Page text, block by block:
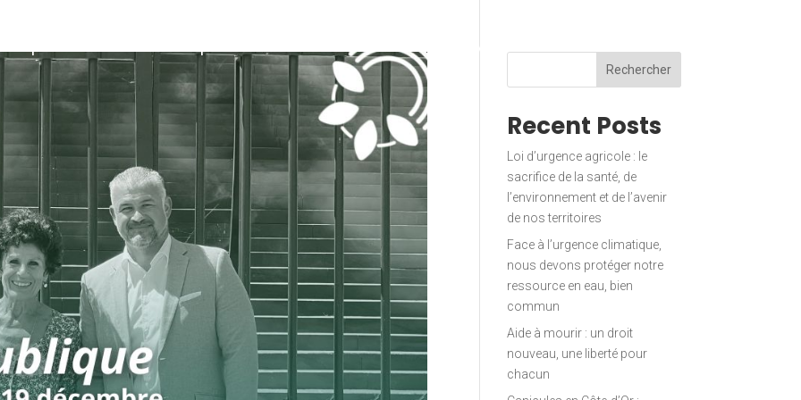
Parlement citoyen
Contact
Rechercher
Recent Posts
Loi d’urgence agricole : le
sacrifice de la santé, de
l’environnement et de l’avenir
de nos territoires
Face à l’urgence climatique,
nous devons protéger notre
ressource en eau, bien
commun
Aide à mourir : un droit
nouveau, une liberté pour
chacun